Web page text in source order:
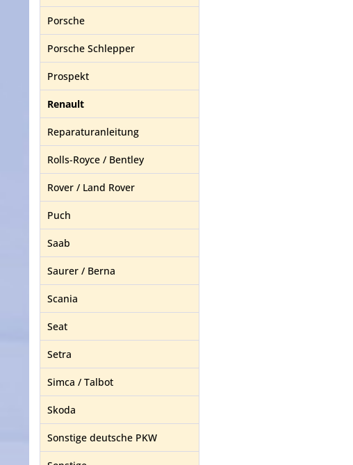
Porsche
Porsche Schlepper
Prospekt
Renault
Reparaturanleitung
Rolls-Royce / Bentley
Rover / Land Rover
Puch
Saab
Saurer / Berna
Scania
Seat
Setra
Simca / Talbot
Skoda
Sonstige deutsche PKW